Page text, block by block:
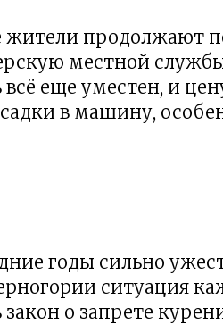
продолжают
местной
всё еще уместен, и
в машину,
годы сильно
ситуация
о запрете